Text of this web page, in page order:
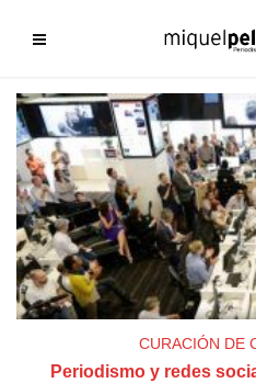
CURACIÓN DE
Periodismo y redes